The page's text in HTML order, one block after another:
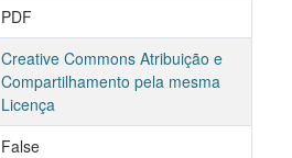
PDF
Creative Commons Atribuição e
Compartilhamento pela mesma
Licença
False